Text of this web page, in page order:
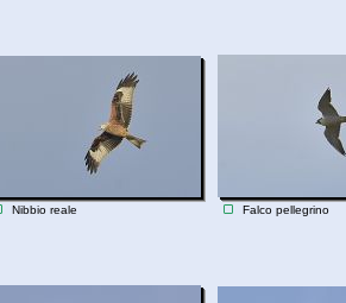
Nibbio reale Falco pellegrino